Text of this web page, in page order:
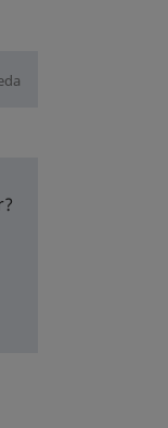
pestaña
una pestaña
en unaen una